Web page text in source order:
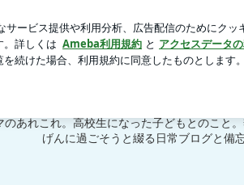
ママのごきげん生活〜働く高校生ママ
とんかつ
のごきげん生活〜働く高
あれこれ。高校生になった子どもとのこと
げんに過ごそうと綴る日常ブログと備